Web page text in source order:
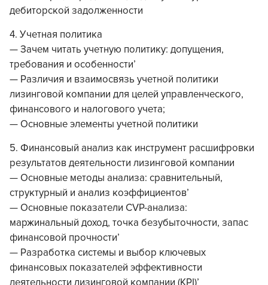
дебиторской задолженности
4. Учетная политика
— Зачем читать учетную политику: допущения,
требования и особенности’
— Различия и взаимосвязь учетной политики
лизинговой компании для целей управленческого,
финансового и налогового учета;
— Основные элементы учетной политики
5. Финансовый анализ как инструмент расшифровки
результатов деятельности лизинговой компании
— Основные методы анализа: сравнительный,
структурный и анализ коэффициентов’
— Основные показатели CVP-анализа:
маржинальный доход, точка безубыточности, запас
финансовой прочности’
— Разработка системы и выбор ключевых
финансовых показателей эффективности